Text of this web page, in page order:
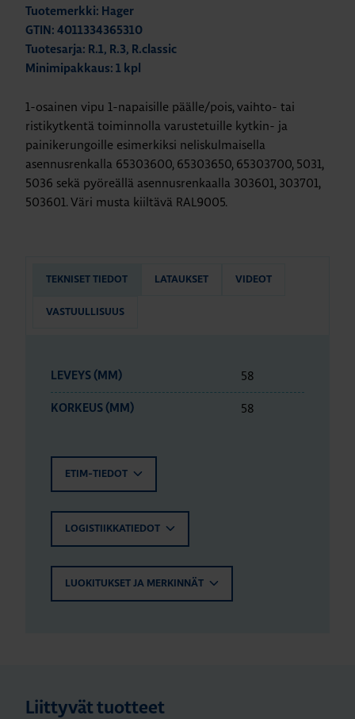
Tuotemerkki: Hager
GTIN: 4011334365310
Tuotesarja: R.1, R.3, R.classic
Minimipakkaus: 1 kpl
1-osainen vipu 1-napaisille päälle/pois, vaihto- tai
ristikytkentä toiminnolla varustetuille kytkin- ja
painikerungoille esimerkiksi neliskulmaisella
asennusrenkalla 65303600, 65303650, 65303700, 5031,
5036 sekä pyöreällä asennusrenkaalla 303601, 303701,
503601. Väri musta kiiltävä RAL9005.
TEKNISET TIEDOT LATAUKSET VIDEOT
VASTUULLISUUS
LEVEYS (MM) 58
KORKEUS (MM) 58
ETIM-TIEDOT
LOGISTIIKKATIEDOT
LUOKITUKSET JA MERKINNÄT
Liittyvät tuotteet